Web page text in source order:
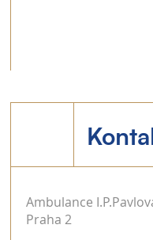
Ambulance
Praha 2